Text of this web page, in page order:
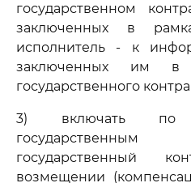
государственном
заключенных в
исполнитель - к
заключенных им в
государственного
3) включать по
государственный
возмещении